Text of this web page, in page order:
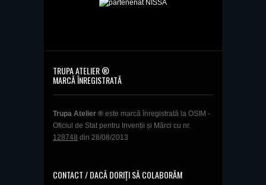
TRUPA ATELIER ®
MARCĂ ÎNREGISTRATĂ
Trupa Atelier ® este marcă înregistrată la OSIM -
Oficiul de Stat pentru Invenții și Mărci cu nr.
128748 din 28/08/2013
CONTACT / DACĂ DORIȚI SĂ COLABORĂM